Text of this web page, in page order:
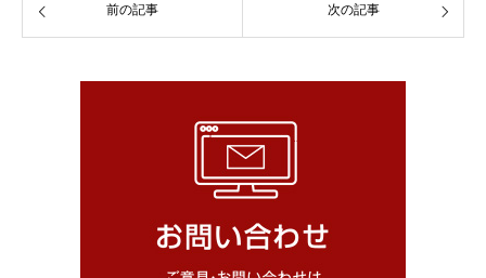
前の記事 次の記事